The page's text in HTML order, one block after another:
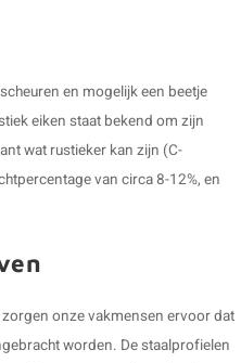
en mogelijk een beetje
eiken staat bekend om zijn
wat rustieker kan zijn (C-
van circa 8-12%, en
onze vakmensen ervoor dat
worden. De staalprofielen